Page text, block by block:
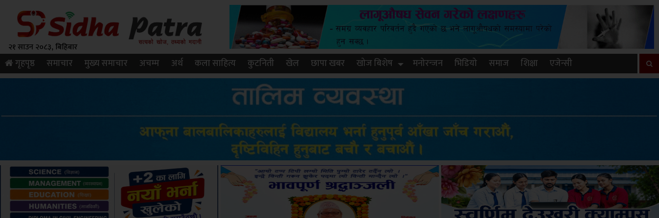
२१ साउन २०८३, बिहिबार
गृहपृष्ठ समाचार मुख्य समाचार अचम्म अर्थ कला साहित्य कुटनिती खेल छापा खबर खोज बिशेष मनोरन्जन भिडियो समाज शिक्षा एजेन्सी